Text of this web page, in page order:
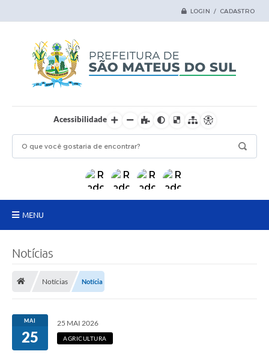
LOGIN / CADASTRO
Acessibilidade
MENU
Transparência
Secretarias
Notícias
Notícias Notícia
MAI
25
25 MAI 2026
AGRICULTURA